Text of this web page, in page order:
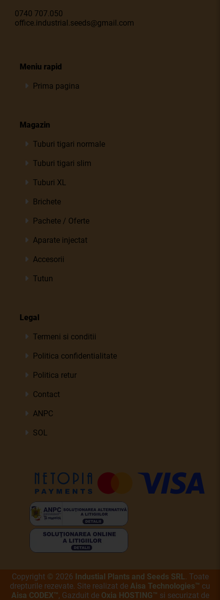
0740 707.050
office.industrial.seeds@gmail.com
Meniu rapid
Prima pagina
Magazin
Tuburi tigari normale
Tuburi tigari slim
Tuburi XL
Brichete
Pachete / Oferte
Aparate injectat
Accesorii
Tutun
Legal
Termeni si conditii
Politica confidentialitate
Politica retur
Contact
ANPC
SOL
Copyright © 2026 Industial Plants and Seeds SRL. Toate
drepturile rezevate. Site realizat de Aisa Technologies™ cu
Aisa CODEX™, Gazduit de Oxia HOSTING™ si securizat de